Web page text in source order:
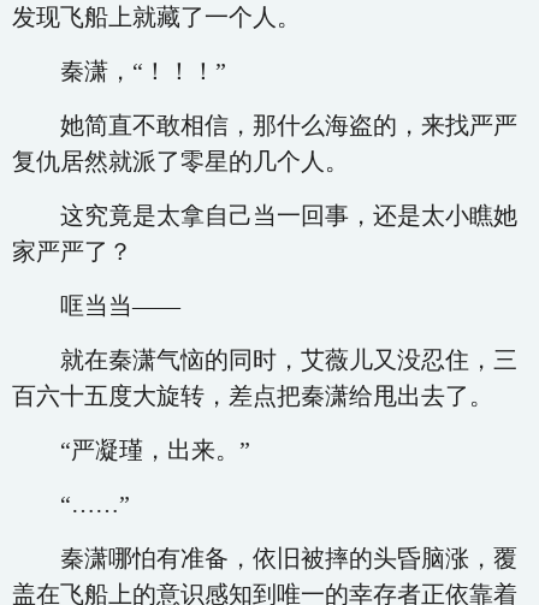
发现飞船上就藏了一个人。
秦潇，“！！！”
她简直不敢相信，那什么海盗的，来找严严
复仇居然就派了零星的几个人。
这究竟是太拿自己当一回事，还是太小瞧她
家严严了？
哐当当——
就在秦潇气恼的同时，艾薇儿又没忍住，三
百六十五度大旋转，差点把秦潇给甩出去了。
“严凝瑾，出来。”
“……”
秦潇哪怕有准备，依旧被摔的头昏脑涨，覆
盖在飞船上的意识感知到唯一的幸存者正依靠着